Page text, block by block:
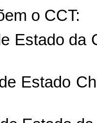
o CCT:
Estado da
Estado